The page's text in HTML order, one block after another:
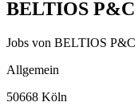
BELTIOS
Jobs von BELTIOS
Allgemein
50668 Köln